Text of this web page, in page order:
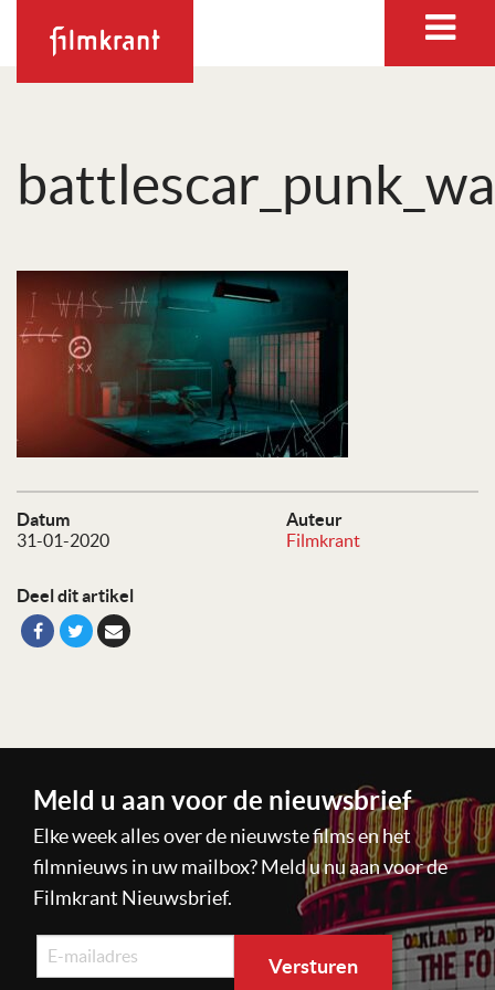
Datum
31-01-2020
Auteur
Filmkrant
Deel dit artikel
Meld u aan voor de nieuwsbrief
Elke week alles over de nieuwste films en het
filmnieuws in uw mailbox? Meld u nu aan voor de
Filmkrant Nieuwsbrief.